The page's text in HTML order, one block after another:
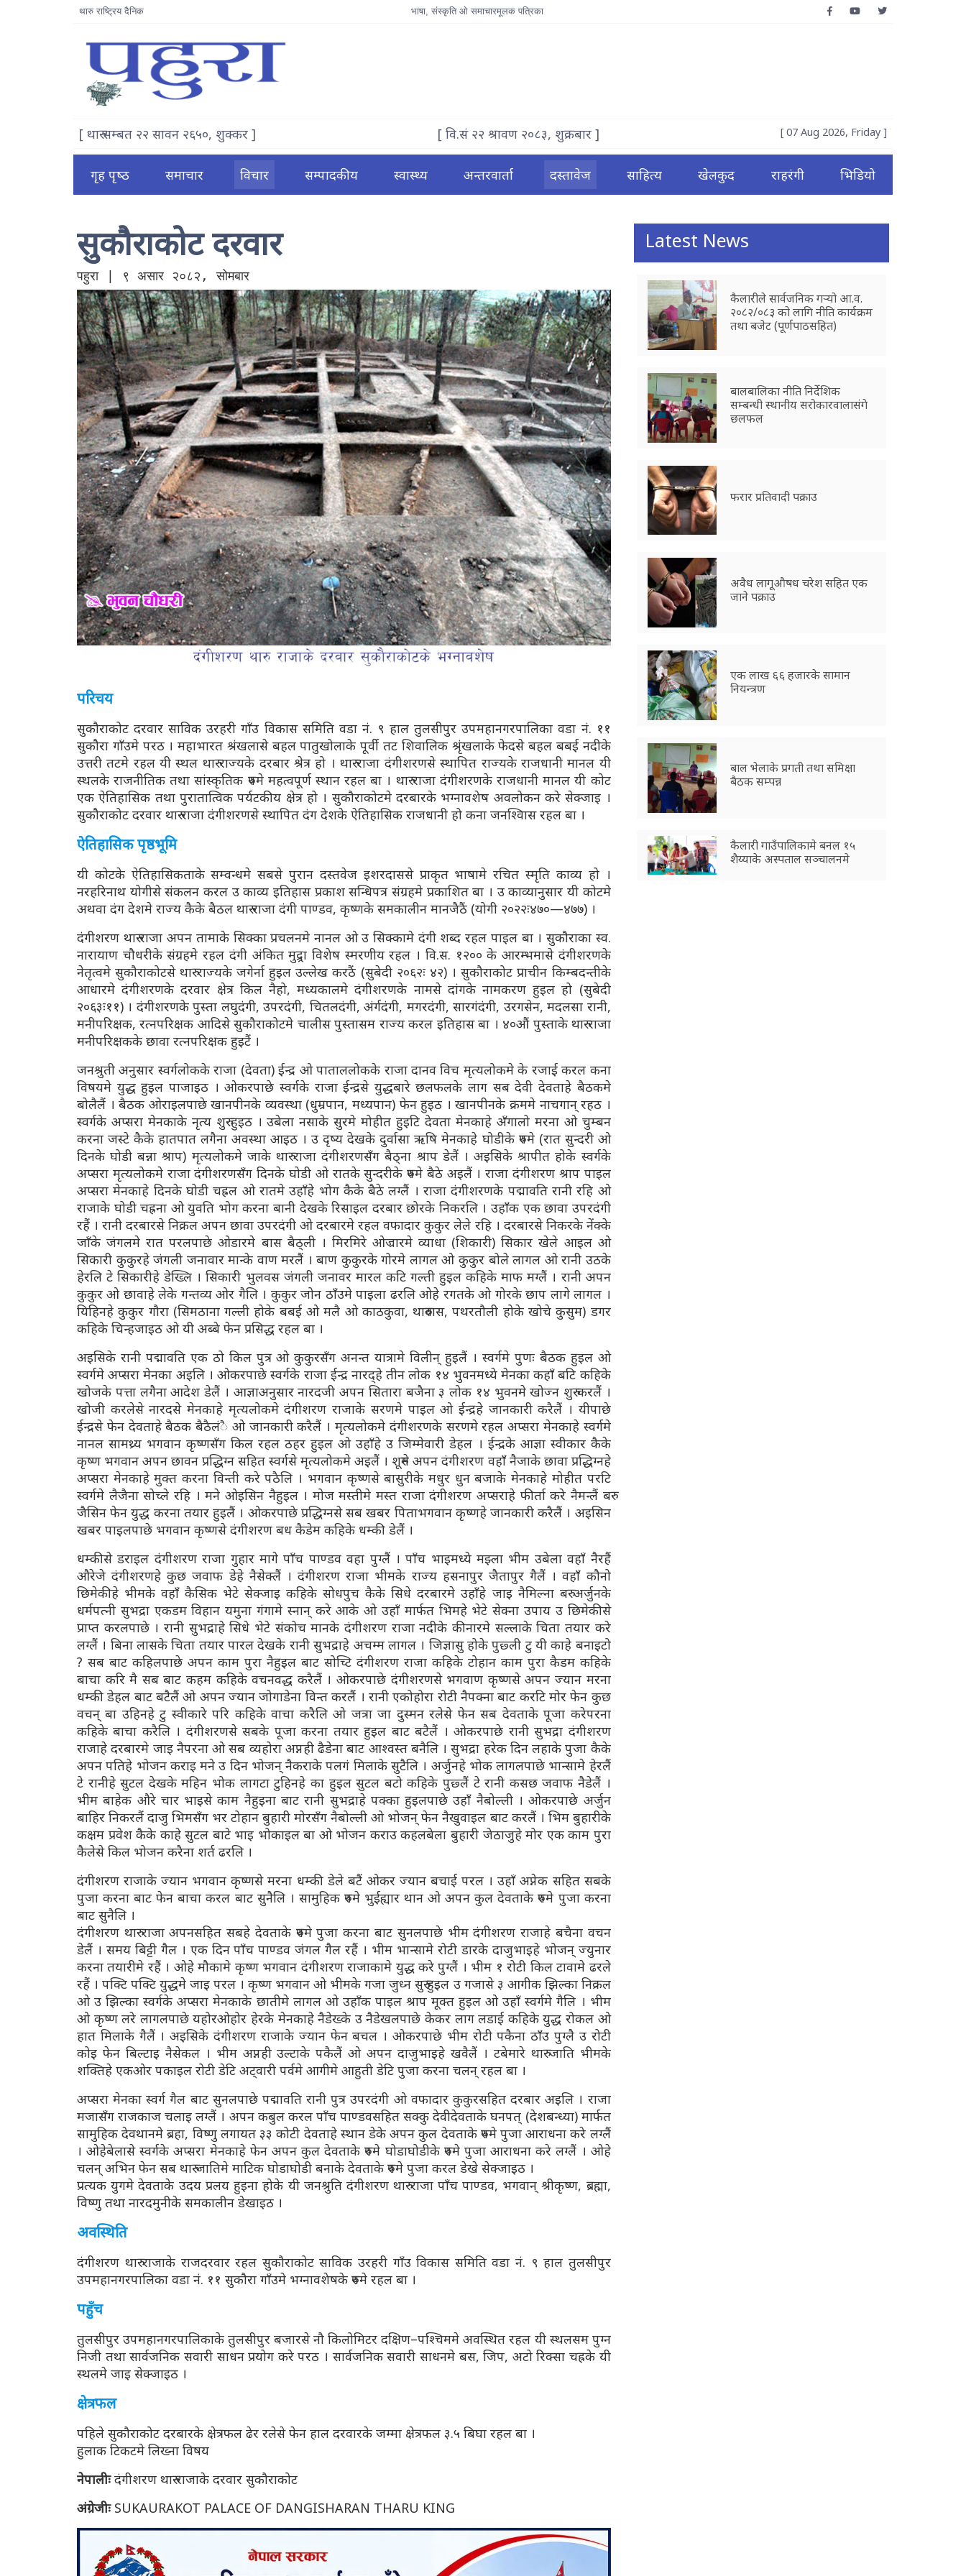
थारु राष्ट्रिय दैनिक भाषा, संस्कृति ओ समाचारमूलक पत्रिका
[ थारु सम्बत २२ सावन २६५०, शुक्कर ] [ वि.सं २२ श्रावण २०८३, शुक्रबार ] [ 07 Aug 2026, Friday ]
गृह पृष्‍ठ समाचार विचार सम्पादकीय स्वास्थ्य अन्तरवार्ता दस्तावेज साहित्य खेलकुद राहरंगी भिडियो
सुकौराकोट दरवार
पहुरा | ९ असार २०८२, सोमबार
परिचय
सुकौराकोट दरवार साविक उरहरी गाँउ विकास समिति वडा नं. ९ हाल तुलसीपुर उपमहानगरपालिका वडा नं. ११
सुकौरा गाँउमे परठ । महाभारत श्रंखलासे बहल पातुखोलाके पूर्वी तट शिवालिक श्रृंखलाके फेदसे बहल बबई नदीके
उत्तरी तटमे रहल यी स्थल थारु राज्यके दरबार श्रेत्र हो । थारु राजा दंगीशरणसे स्थापित राज्यके राजधानी मानल यी
स्थलके राजनीतिक तथा सांस्कृतिक रुपमे महत्वपूर्ण स्थान रहल बा । थारु राजा दंगीशरणके राजधानी मानल यी कोट
एक ऐतिहासिक तथा पुरातात्विक पर्यटकीय क्षेत्र हो । सुकौराकोटमे दरबारके भग्नावशेष अवलोकन करे सेक्जाइ ।
सुकौराकोट दरवार थारु राजा दंगीशरणसे स्थापित दंग देशके ऐतिहासिक राजधानी हो कना जनश्विास रहल बा ।
ऐतिहासिक पृष्ठभूमि
यी कोटके ऐतिहासिकताके सम्वन्धमे सबसे पुरान दस्तवेज इशरदाससे प्राकृत भाषामे रचित स्मृति काव्य हो ।
नरहरिनाथ योगीसे संकलन करल उ काव्य इतिहास प्रकाश सन्धिपत्र संग्रहमे प्रकाशित बा । उ काव्यानुसार यी कोटमे
अथवा दंग देशमे राज्य कैके बैठल थारु राजा दंगी पाण्डव, कृष्णके समकालीन मानजैठैं (योगी २०२२ः४७०—४७७) ।
दंगीशरण थारु राजा अपन तामाके सिक्का प्रचलनमे नानल ओ उ सिक्कामे दंगी शब्द रहल पाइल बा । सुकौराका स्व.
नारायाण चौधरीके संग्रहमे रहल दंगी अंकित मुद्र्रा विशेष स्मरणीय रहल । वि.स. १२०० के आरम्भमासे दंगीशरणके
नेतृत्वमे सुकौराकोटसे थारु राज्यके जगेर्ना हुइल उल्लेख करठैं (सुबेदी २०६२ः ४२) । सुकौराकोट प्राचीन किम्बदन्तीके
आधारमे दंगीशरणके दरवार क्षेत्र किल नैहो, मध्यकालमे दंगीशरणके नामसे दांगके नामकरण हुइल हो (सुबेदी
२०६३ः११) । दंगीशरणके पुस्ता लघुदंगी, उपरदंगी, चितलदंगी, अंर्गदंगी, मगरदंगी, सारगंदंगी, उरगसेन, मदलसा रानी,
मनीपरिक्षक, रत्नपरिक्षक आदिसे सुकौराकोटमे चालीस पुस्तासम राज्य करल इतिहास बा । ४०औं पुस्ताके थारु राजा
मनीपरिक्षकके छावा रत्नपरिक्षक हुइटैं ।
जनश्रुती अनुसार स्वर्गलोकके राजा (देवता) ईन्द्र ओ पाताललोकके राजा दानव विच मृत्यलोकमे के रजाई करल कना
विषयमे युद्ध हुइल पाजाइठ । ओकरपाछे स्वर्गके राजा ईन्द्रसे युद्धबारे छलफलके लाग सब देवी देवताहे बैठकमे
बोलैलैं । बैठक ओराइलपाछे खानपीनके व्यवस्था (धुम्रपान, मध्यपान) फेन हुइठ । खानपीनके क्रममे नाचगान् रहठ ।
स्वर्गके अप्सरा मेनकाके नृत्य शुरु हुइठ । उबेला नसाके सुरमे मोहीत हुइटि देवता मेनकाहे अँगालो मरना ओ चुम्बन
करना जस्टे कैके हातपात लगैना अवस्था आइठ । उ दृष्य देखके दुर्वासा ऋषि मेनकाहे घोडीके रुपमे (रात सुन्दरी ओ
दिनके घोडी बन्ना श्राप) मृत्यलोकमे जाके थारु राजा दंगीशरणसँग बैठ्ना श्राप डेलैं । अइसिके श्रापीत होके स्वर्गके
अप्सरा मृत्यलोकमे राजा दंगीशरणसँग दिनके घोडी ओ रातके सुन्दरीके रुपमे बैठे अइलैं । राजा दंगीशरण श्राप पाइल
अप्सरा मेनकाहे दिनके घोडी चह्रल ओ रातमे उहाँहे भोग कैके बैठे लग्लैं । राजा दंगीशरणके पद्मावति रानी रहि ओ
राजाके घोडी चह्रना ओ युवति भोग करना बानी देखके रिसाइल दरबार छोरके निकरलि । उहाँक एक छावा उपरदंगी
रहैं । रानी दरबारसे निक्रल अपन छावा उपरदंगी ओ दरबारमे रहल वफादार कुकुर लेले रहि । दरबारसे निकरके नेंक्के
जाँके जंगलमे रात परलपाछे ओडारमे बास बैठ्ली । मिरमिरे ओज्रारमे व्याधा (शिकारी) सिकार खेले आइल ओ
सिकारी कुकुरहे जंगली जनावार मान्के वाण मरलैं । बाण कुकुरके गोरमे लागल ओ कुकुर बोले लागल ओ रानी उठके
हेरलि टे सिकारीहे डेख्लि । सिकारी भुलवस जंगली जनावर मारल कटि गल्ती हुइल कहिके माफ मग्लैं । रानी अपन
कुकुर ओ छावाहे लेके गन्तव्य ओर गैलि । कुकुर जोन ठाँउमे पाइला ढरलि ओहे रगतके ओ गोरके छाप लागे लागल ।
यिहिनहे कुकुर गौरा (सिमठाना गल्ली होके बबई ओ मलै ओ काठकुवा, थारुवास, पथरतौली होके खोचे कुसुम) डगर
कहिके चिन्हजाइठ ओ यी अब्बे फेन प्रसिद्ध रहल बा ।
अइसिके रानी पद्मावति एक ठो किल पुत्र ओ कुकुरसँग अनन्त यात्रामे विलीन् हुइलैं । स्वर्गमे पुणः बैठक हुइल ओ
स्वर्गमे अप्सरा मेनका अइलि । ओकरपाछे स्वर्गके राजा ईन्द्र नारद्हे तीन लोक १४ भुवनमध्ये मेनका कहाँ बटि कहिके
खोजके पत्ता लगैना आदेश डेलैं । आज्ञाअनुसार नारदजी अपन सितारा बजैना ३ लोक १४ भुवनमे खोज्न शुरु करलैं ।
खोजी करलेसे नारदसे मेनकाहे मृत्यलोकमे दंगीशरण राजाके सरणमे पाइल ओ ईन्द्रहे जानकारी करैलैं । यीपाछे
ईन्द्रसे फेन देवताहे बैठक बैठैलंै ओ जानकारी करैलैं । मृत्यलोकमे दंगीशरणके सरणमे रहल अप्सरा मेनकाहे स्वर्गमे
नानल सामथ्र्य भगवान कृष्णसँग किल रहल ठहर हुइल ओ उहाँहे उ जिम्मेवारी डेहल । ईन्द्रके आज्ञा स्वीकार कैके
कृष्ण भगवान अपन छावन प्रद्धिग्न सहित स्वर्गसे मृत्यलोकमे अइलैं । शूरुमे अपन दंगीशरण वहाँ नैजाके छावा प्रद्धिग्नहे
अप्सरा मेनकाहे मुक्त करना विन्ती करे पठैलि । भगवान कृष्णसे बासुरीके मधुर धुन बजाके मेनकाहे मोहीत परटि
स्वर्गमे लैजैना सोच्ले रहि । मने ओइसिन नैहुइल । मोज मस्तीमे मस्त राजा दंगीशरण अप्सराहे फीर्ता करे नैमन्लैं बरु
जैसिन फेन युद्ध करना तयार हुइलैं । ओकरपाछे प्रद्धिग्नसे सब खबर पिताभगवान कृष्णहे जानकारी करैलैं । अइसिन
खबर पाइलपाछे भगवान कृष्णसे दंगीशरण बध कैडेम कहिके धम्की डेलैं ।
धम्कीसे डराइल दंगीशरण राजा गुहार मागे पाँच पाण्डव वहा पुग्लैं । पाँच भाइमध्ये मझ्ला भीम उबेला वहाँ नैरहैं
औरेजे दंगीशरणहे कुछ जवाफ डेहे नैसेक्लैं । दंगीशरण राजा भीमके राज्य हसनापुर जैतापुर गैलैं । वहाँ कौनो
छिमेकीहे भीमके वहाँ कैसिक भेटे सेक्जाइ कहिके सोधपुच कैके सिधे दरबारमे उहाँहे जाइ नैमिल्ना बरु अर्जुनके
धर्मपत्नी सुभद्रा एकडम विहान यमुना गंगामे स्नान् करे आके ओ उहाँ मार्फत भिमहे भेटे सेक्ना उपाय उ छिमेकीसे
प्राप्त करलपाछे । रानी सुभद्राहे सिधे भेटे संकोच मानके दंगीशरण राजा नदीके कीनारमे सल्लाके चिता तयार करे
लग्लैं । बिना लासके चिता तयार पारल देखके रानी सुभद्राहे अचम्म लागल । जिज्ञासु होके पुछ्ली टु यी काहे बनाइटो
? सब बाट कहिलपाछे अपन काम पुरा नैहुइल बाट सोच्टि दंगीशरण राजा कहिके टोहान काम पुरा कैडम कहिके
बाचा करि मै सब बाट कहम कहिके वचनवद्ध करैलैं । ओकरपाछे दंगीशरणसे भगवाण कृष्णसे अपन ज्यान मरना
धम्की डेहल बाट बटैलैं ओ अपन ज्यान जोगाडेना विन्त करलैं । रानी एकोहोरा रोटी नैपक्ना बाट करटि मोर फेन कुछ
वचन् बा उहिनहे टु स्वीकारे परि कहिके वाचा करैलि ओ जत्रा जा दुस्मन रलेसे फेन सब देवताके पूजा करेपरना
कहिके बाचा करैलि । दंगीशरणसे सबके पूजा करना तयार हुइल बाट बटैलैं । ओकरपाछे रानी सुभद्रा दंगीशरण
राजाहे दरबारमे जाइ नैपरना ओ सब व्यहोरा अप्नही ढैडेना बाट आश्वस्त बनैलि । सुभद्रा हरेक दिन लहाके पुजा कैके
अपन पतिहे भोजन कराइ मने उ दिन भोजन् नैकराके पलगं मिलाके सुटैलि । अर्जुनहे भोक लागलपाछे भान्सामे हेरलैं
टे रानीहे सुटल देखके महिन भोक लागटा टुहिनहे का हुइल सुटल बटो कहिके पुछ्लैं टे रानी कसछ जवाफ नैडेलैं ।
भीम बाहेक औरे चार भाइसे काम नैहुइना बाट रानी सुभद्राहे पक्का हुइलपाछे उहाँ नैबोल्ली । ओकरपाछे अर्जुन
बाहिर निकरलैं दाजु भिमसँग भर टोहान बुहारी मोरसँग नैबोल्ली ओ भोजन् फेन नैखुवाइल बाट करलैं । भिम बुहारीके
कक्षम प्रवेश कैके काहे सुटल बाटे भाइ भोकाइल बा ओ भोजन कराउ कहलबेला बुहारी जेठाजुहे मोर एक काम पुरा
कैलेसे किल भोजन करैना शर्त ढरलि ।
दंगीशरण राजाके ज्यान भगवान कृष्णसे मरना धम्की डेले बटैं ओकर ज्यान बचाई परल । उहाँ अप्नेक सहित सबके
पुजा करना बाट फेन बाचा करल बाट सुनैलि । सामुहिक रुपमे भुईह्यार थान ओ अपन कुल देवताके रुपमे पुजा करना
बाट सुनैलि ।
दंगीशरण थारु राजा अपनसहित सबहे देवताके रुपमे पुजा करना बाट सुनलपाछे भीम दंगीशरण राजाहे बचैना वचन
डेलैं । समय बिट्टी गैल । एक दिन पाँच पाण्डव जंगल गैल रहैं । भीम भान्सामे रोटी डारके दाजुभाइहे भोजन् ज्युनार
करना तयारीमे रहैं । ओहे मौकामे कृष्ण भगवान दंगीशरण राजाकामे युद्ध करे पुग्लैं । भीम १ रोटी किल टावामे ढरले
रहैं । पक्टि पक्टि युद्धमे जाइ परल । कृष्ण भगवान ओ भीमके गजा जुध्न सुरु हुइल उ गजासे ३ आगीक झिल्का निक्रल
ओ उ झिल्का स्वर्गके अप्सरा मेनकाके छातीमे लागल ओ उहाँक पाइल श्राप मूक्त हुइल ओ उहाँ स्वर्गमे गैलि । भीम
ओ कृष्ण लरे लागलपाछे यहोरओहोर हेरके मेनकाहे नैडेख्के उ नैडेखलपाछे केकर लाग लडाई कहिके युद्ध रोकल ओ
हात मिलाके गैलैं । अइसिके दंगीशरण राजाके ज्यान फेन बचल । ओकरपाछे भीम रोटी पकैना ठाँउ पुग्लै उ रोटी
कोइ फेन बिल्टाइ नैसेकल । भीम अप्नही उल्टाके पकैलैं ओ अपन दाजुभाइहे खवैलैं । टबेमारे थारु जाति भीमके
शक्तिहे एकओर पकाइल रोटी डेटि अट्वारी पर्वमे आगीमे आहुती डेटि पुजा करना चलन् रहल बा ।
अप्सरा मेनका स्वर्ग गैल बाट सुनलपाछे पद्मावति रानी पुत्र उपरदंगी ओ वफादार कुकुरसहित दरबार अइलि । राजा
मजासँग राजकाज चलाइ लग्लैं । अपन कबुल करल पाँच पाण्डवसहित सक्कु देवीदेवताके घनपत् (देशबन्ध्या) मार्फत
सामुहिक देवथानमे ब्रहा, विष्णु लगायत ३३ कोटी देवताहे स्थान डेके अपन कुल देवताके रुपमे पुजा आराधना करे लग्लैं
। ओहेबेलासे स्वर्गके अप्सरा मेनकाहे फेन अपन कुल देवताके रुपमे घोडाघोडीके रुपमे पुजा आराधना करे लग्लैं । ओहे
चलन् अभिन फेन सब थारु जातिमे माटिक घोडाघोडी बनाके देवताके रुपमे पुजा करल डेखे सेक्जाइठ ।
प्रत्यक युगमे देवताके उदय प्रलय हुइना होके यी जनश्रुति दंगीशरण थारु राजा पाँच पाण्डव, भगवान् श्रीकृष्ण, ब्रह्मा,
विष्णु तथा नारदमुनीके समकालीन डेखाइठ ।
अवस्थिति
दंगीशरण थारु राजाके राजदरवार रहल सुकौराकोट साविक उरहरी गाँउ विकास समिति वडा नं. ९ हाल तुलसीपुर
उपमहानगरपालिका वडा नं. ११ सुकौरा गाँउमे भग्नावशेषके रुपमे रहल बा ।
पहुँच
तुलसीपुर उपमहानगरपालिकाके तुलसीपुर बजारसे नौ किलोमिटर दक्षिण–पश्चिममे अवस्थित रहल यी स्थलसम पुग्न
निजी तथा सार्वजनिक सवारी साधन प्रयोग करे परठ । सार्वजनिक सवारी साधनमे बस, जिप, अटो रिक्सा चह्रके यी
स्थलमे जाइ सेक्जाइठ ।
क्षेत्रफल
पहिले सुकौराकोट दरबारके क्षेत्रफल ढेर रलेसे फेन हाल दरवारके जम्मा क्षेत्रफल ३.५ बिघा रहल बा ।
हुलाक टिकटमे लिख्ना विषय
नेपालीःदंगीशरण थारु राजाके दरवार सुकौराकोट
अंग्रेजीः SUKAURAKOT PALACE OF DANGISHARAN THARU KING
Latest News
कैलारीले सार्वजनिक गर्‍यो आ.व.
२०८२/०८३ को लागि नीति कार्यक्रम
तथा बजेट (पूर्णपाठसहित)
बालबालिका नीति निर्देशिक
सम्बन्धी स्थानीय सरोकारवालासंगे
छलफल
फरार प्रतिवादी पक्राउ
अवैध लागूऔषध चरेश सहित एक
जाने पक्राउ
एक लाख ६६ हजारके सामान
नियन्त्रण
बाल भेलाके प्रगती तथा समिक्षा
बैठक सम्पन्न
कैलारी गाउँपालिकामे बनल १५
शैय्याके अस्पताल सञ्चालनमे